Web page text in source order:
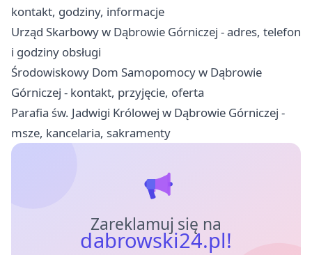
kontakt, godziny, informacje
Urząd Skarbowy w Dąbrowie Górniczej - adres, telefon
i godziny obsługi
Środowiskowy Dom Samopomocy w Dąbrowie
Górniczej - kontakt, przyjęcie, oferta
Parafia św. Jadwigi Królowej w Dąbrowie Górniczej -
msze, kancelaria, sakramenty
Zareklamuj się na
dabrowski24.pl!